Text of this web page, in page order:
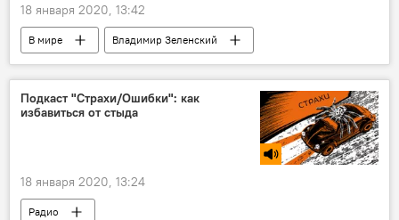
18 января 2020, 13:42
В мире
Владимир Зеленский
отставка
Премьер-министр
Политика
Подкаст "Страхи/Ошибки": как
избавиться от стыда
18 января 2020, 13:24
Радио